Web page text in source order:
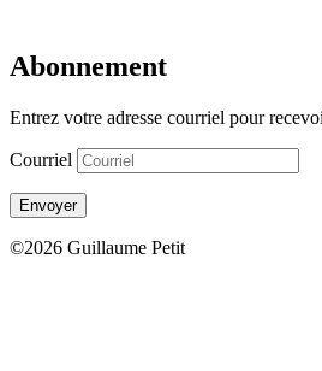
Abonnement
Entrez votre adresse courriel pour
Courriel
Envoyer
©2026 Guillaume Petit